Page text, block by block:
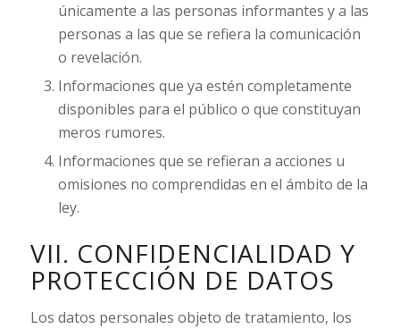
únicamente a las personas informantes y a las
personas a las que se refiera la comunicación
o revelación.
Informaciones que ya estén completamente
disponibles para el público o que constituyan
meros rumores.
Informaciones que se refieran a acciones u
omisiones no comprendidas en el ámbito de la
ley.
VII. CONFIDENCIALIDAD Y
PROTECCIÓN DE DATOS
Los datos personales objeto de tratamiento, los